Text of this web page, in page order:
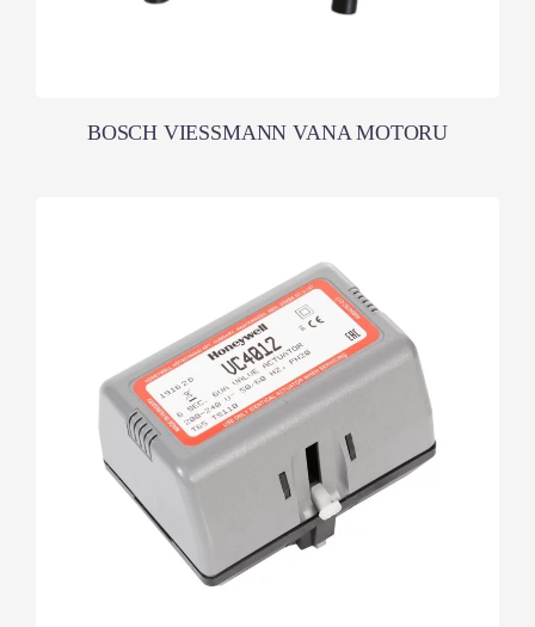
BOSCH VIESSMANN VANA MOTORU